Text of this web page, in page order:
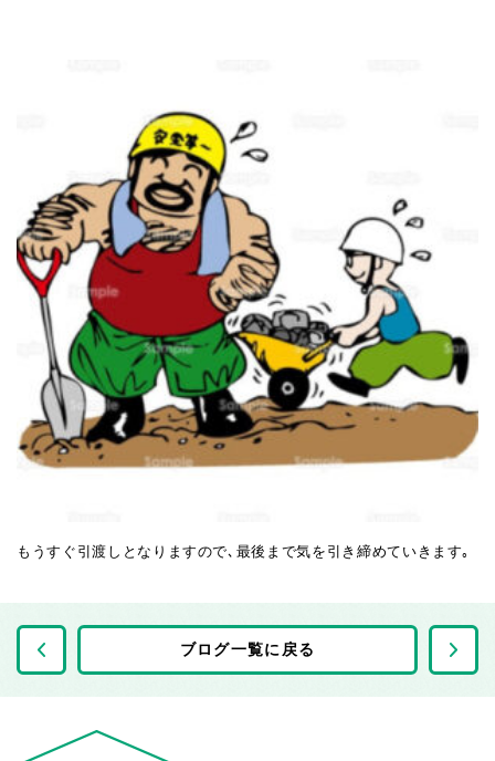
もうすぐ引渡しとなりますので､最後まで気を引き締めていきます｡
ブログ一覧に戻る